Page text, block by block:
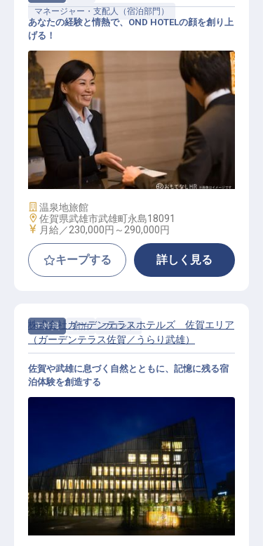
マネージャー・支配人（宿泊部門）
フロントマネージャー候補
あなたの経験と情熱で、OND HOTELの顔を創り上
げる！
施設業態
温泉地旅館
勤務地
佐賀県武雄市武雄町永島18091
給与
月給／230,000円～ 290,000円
キープする 詳しく見る
正社員 宿泊 フロント
フロント│佐賀エリア内2施設での配
属／ホテル、フロント経験者歓迎
株式会社ガーデンテラスホテルズ 佐賀エリア
（ガーデンテラス佐賀／うらり武雄）
佐賀や武雄に息づく自然とともに、記憶に残る宿
泊体験を創造する